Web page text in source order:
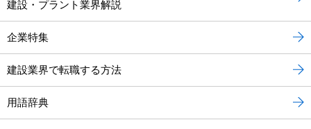
建設・プラント業界解説
企業特集
建設業界で転職する方法
用語辞典